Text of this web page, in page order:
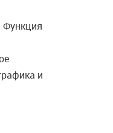
Функция
и